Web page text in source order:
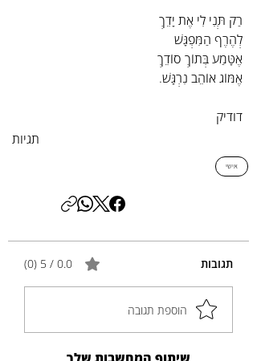
רַק תְּנִי לִי אֶת יָדֵךְ
לְהֶרֶף הַמִּפְגָּשׁ
אֶטָּמַע בְּתוֹךְ סוֹדֵךְ
אֶמּוֹג אוֹהֵב נִרְגָּשׁ.
דודיק
תגיות
אישי
תגובות 0.0 / 5 ‏(0)
הוספת תגובה